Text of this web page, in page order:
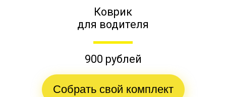
Коврик
для водителя
900 рублей
Собрать свой комплект